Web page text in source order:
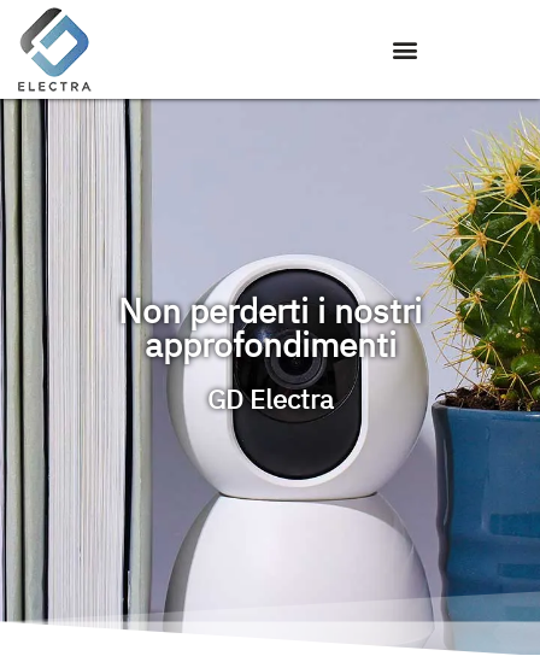
Non perderti i nostri
approfondimenti
GD Electra